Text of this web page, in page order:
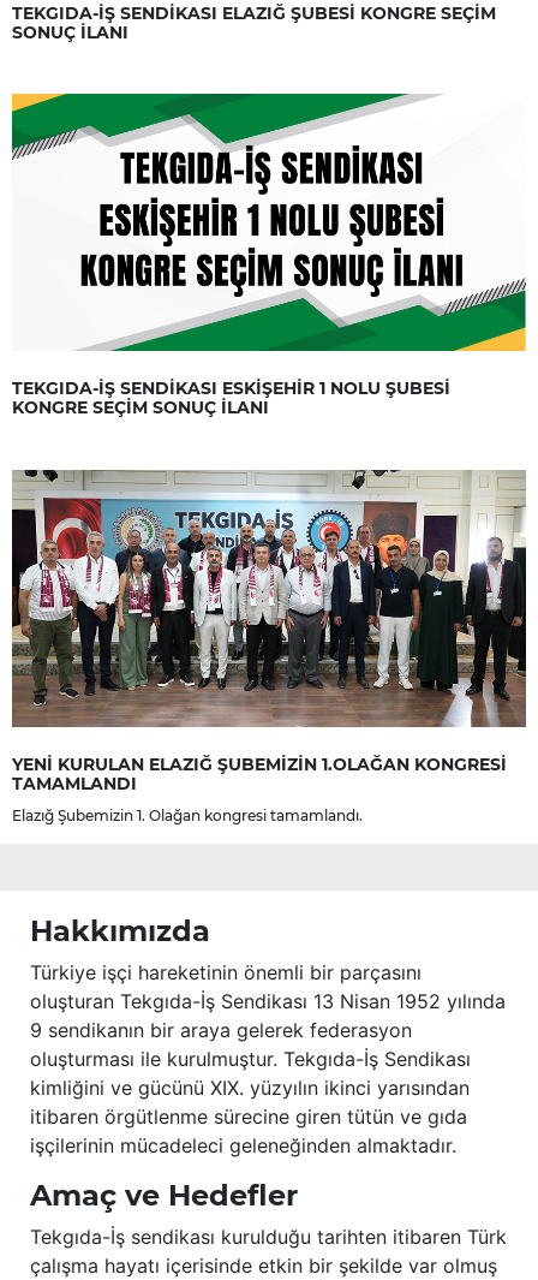
TEKGIDA-İŞ SENDİKASI ELAZIĞ ŞUBESİ KONGRE SEÇİM
SONUÇ İLANI
TEKGIDA-İŞ SENDİKASI ESKİŞEHİR 1 NOLU ŞUBESİ
KONGRE SEÇİM SONUÇ İLANI
YENİ KURULAN ELAZIĞ ŞUBEMİZİN 1.OLAĞAN KONGRESİ
TAMAMLANDI
Elazığ Şubemizin 1. Olağan kongresi tamamlandı.
Hakkımızda
Türkiye işçi hareketinin önemli bir parçasını
oluşturan Tekgıda-İş Sendikası 13 Nisan 1952 yılında
9 sendikanın bir araya gelerek federasyon
oluşturması ile kurulmuştur. Tekgıda-İş Sendikası
kimliğini ve gücünü XIX. yüzyılın ikinci yarısından
itibaren örgütlenme sürecine giren tütün ve gıda
işçilerinin mücadeleci geleneğinden almaktadır.
Amaç ve Hedefler
Tekgıda-İş sendikası kurulduğu tarihten itibaren Türk
çalışma hayatı içerisinde etkin bir şekilde var olmuş